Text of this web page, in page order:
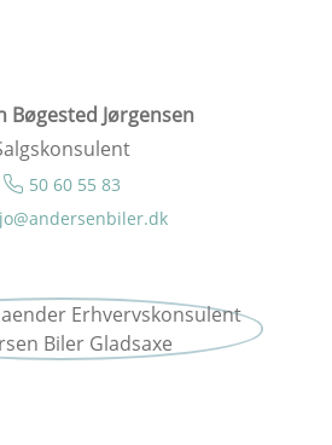
Bøgested Jørgensen
50 60 55 83